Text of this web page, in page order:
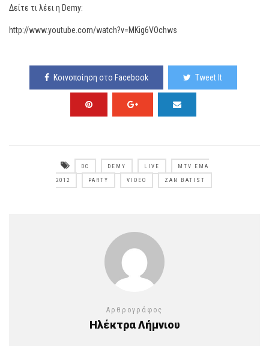
Δείτε τι λέει η Demy:
http://www.youtube.com/watch?v=MKig6VOchws
Κοινοποίηση στο Facebook Tweet It
DC DEMY LIVE MTV EMA
2012 PARTY VIDEO ZAN BATIST
Αρθρογράφος
Ηλέκτρα Λήμνιου